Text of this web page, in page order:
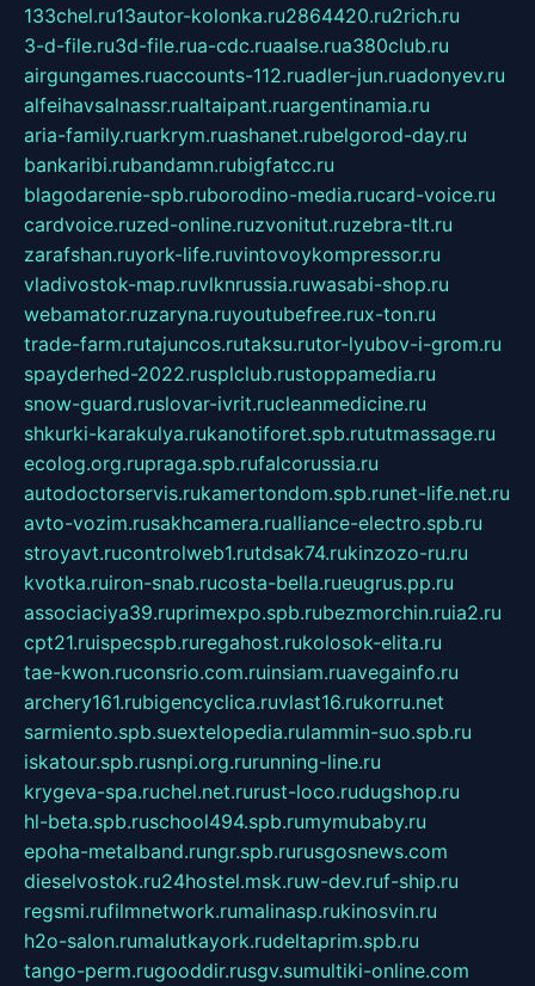
133chel.ru13autor-kolonka.ru2864420.ru2rich.ru
3-d-file.ru3d-file.rua-cdc.ruaalse.rua380club.ru
airgungames.ruaccounts-112.ruadler-jun.ruadonyev.ru
alfeihavsalnassr.rualtaipant.ruargentinamia.ru
aria-family.ruarkrym.ruashanet.rubelgorod-day.ru
bankaribi.rubandamn.rubigfatcc.ru
blagodarenie-spb.ruborodino-media.rucard-voice.ru
cardvoice.ruzed-online.ruzvonitut.ruzebra-tlt.ru
zarafshan.ruyork-life.ruvintovoykompressor.ru
vladivostok-map.ruvlknrussia.ruwasabi-shop.ru
webamator.ruzaryna.ruyoutubefree.rux-ton.ru
trade-farm.rutajuncos.rutaksu.rutor-lyubov-i-grom.ru
spayderhed-2022.rusplclub.rustoppamedia.ru
snow-guard.ruslovar-ivrit.rucleanmedicine.ru
shkurki-karakulya.rukanotiforet.spb.rututmassage.ru
ecolog.org.rupraga.spb.rufalcorussia.ru
autodoctorservis.rukamertondom.spb.runet-life.net.ru
avto-vozim.rusakhcamera.rualliance-electro.spb.ru
stroyavt.rucontrolweb1.rutdsak74.rukinzozo-ru.ru
kvotka.ruiron-snab.rucosta-bella.rueugrus.pp.ru
associaciya39.ruprimexpo.spb.rubezmorchin.ruia2.ru
cpt21.ruispecspb.ruregahost.rukolosok-elita.ru
tae-kwon.ruconsrio.com.ruinsiam.ruavegainfo.ru
archery161.rubigencyclica.ruvlast16.rukorru.net
sarmiento.spb.suextelopedia.rulammin-suo.spb.ru
iskatour.spb.rusnpi.org.rurunning-line.ru
krygeva-spa.ruchel.net.rurust-loco.rudugshop.ru
hl-beta.spb.ruschool494.spb.rumymubaby.ru
epoha-metalband.rungr.spb.rurusgosnews.com
dieselvostok.ru24hostel.msk.ruw-dev.ruf-ship.ru
regsmi.rufilmnetwork.rumalinasp.rukinosvin.ru
h2o-salon.rumalutkayork.rudeltaprim.spb.ru
tango-perm.rugooddir.rusgv.sumultiki-online.com